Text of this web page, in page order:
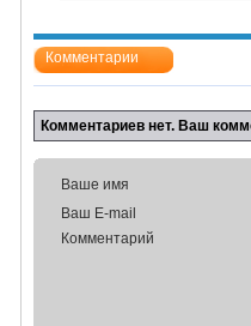
Комментарии
Комментариев нет. Ваш
Ваше имя
Ваш E-mail
Комментарий